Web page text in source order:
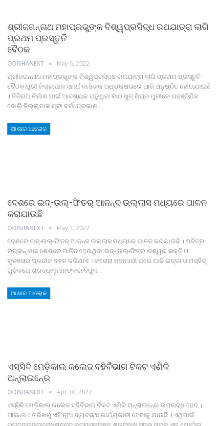
ଶ୍ରୀଜଗନ୍ନାଥ ମହାପ୍ରଭୁଙ୍କ ବିଶ୍ୱପ୍ରସିଦ୍ଧ ରଥଯାତ୍ରା ଲାଗି
ପ୍ରଥମ ପ୍ରସ୍ତୁତି
ବୈଠକ
ODISHANEXT May 6, 2022
ଶ୍ରୀଜଗନ୍ନାଥ ମହାପ୍ରଭୁଙ୍କ ବିଶ୍ୱପ୍ରସିଦ୍ଧ ରଥଯାତ୍ରା ଲାଗି ପ୍ରଥମ ପ୍ରସ୍ତୁତି
ବୈଠକ ପୁରୀ ଜିଲ୍ଲାପାଳ ସମର୍ଥ ବର୍ମାଙ୍କ ଅଧ୍ୟକ୍ଷତାରେ ଆଜି ଅନୁଷ୍ଠିତ ହୋଇଯାଇଛି
। ତିନିରଥ ନିର୍ମାଣ ପାଇଁ ଆବଶ୍ୟକ ପଡୁଥିବା କାଠ ଖୁବ୍‍ ଶିଘ୍ର ପୁରୀରେ ପହଞ୍ଚିଯିବ
ବୋଲି ଜିଲ୍ଲାପାଳ ଶ୍ରୀ ବର୍ମା ପ୍ରକାଶ…
ଆଶାର ଆଲୋକ
ଦେଶରେ ଇଦ୍‍-ଉଲ୍‍-ଫିତର୍‍ ଆନନ୍ଦ ଉଲ୍ଲାସ ମଧ୍ୟରେ ପାଳନ
କରାଯାଉଛି
ODISHANEXT May 3, 2022
ଦେଶରେ ଇଦ୍‍-ଉଲ୍‍-ଫିତର୍‍ ଆନନ୍ଦ ଉଲ୍ଲାସ ମଧ୍ୟରେ ପାଳନ କରାଯାଉଛି । ପବିତ୍ର
ରମ୍‍ଜାନ୍‍ ମାସ ଶେଷରେ ପାଳିତ ହେଉଥିବା ଇଦ୍‍- ଉଲ୍‍-ଫିତର ଈଶ୍ୱର ଭକ୍ତି ଓ
କୃତଜ୍ଞତାର ପ୍ରତୀକ ବହନ କରିଥାଏ । କରୋନା ମହାମାରୀ ପରେ ଆଜି ଇଦ୍‍ଗା ଓ ମସ୍‍ଜିଦ୍‍
ଗୁଡ଼ିକରେ ଶ୍ରଦ୍ଧାଳୁମାନଙ୍କର ବିପୁଳ…
ଆଶାର ଆଲୋକ
ଏସ୍‍ସିବି ମେଡ଼ିକାଲ କଲେଜ ବହିର୍ବିଭାଗ ଟିକଟ ଏଣିକି
ଅନ୍‍ଲାଇନ୍‍ରେ
ODISHANEXT Apr 30, 2022
ଏସ୍‍ସିବି ମେଡ଼ିକାଲ କଲେଜ ବହିର୍ବିଭାଗ ଟିକଟ ଏଣିକି ଅନ୍‍ଲାଇନ୍‍ରେ ଉପଲବ୍ଧ ହେବ ।
ଆସନ୍ତା ୯ ତାରିଖରୁ ଏହି ନୂଆ ବ୍ୟବସ୍ଥା କାର୍ଯ୍ୟକାରୀ ହେବାକୁ ଯାଉଛି । ଏଥିପାଇଁ